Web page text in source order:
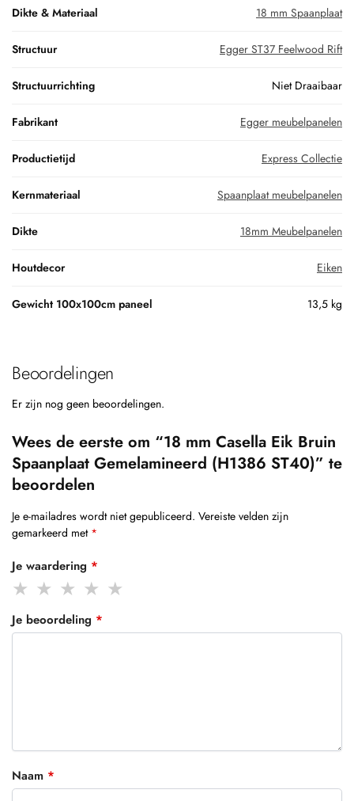
Dikte & Materiaal 18 mm Spaanplaat
Structuur Egger ST37 Feelwood Rift
Structuurrichting Niet Draaibaar
Fabrikant Egger meubelpanelen
Productietijd Express Collectie
Kernmateriaal Spaanplaat meubelpanelen
Dikte 18mm Meubelpanelen
Houtdecor Eiken
Gewicht 100x100cm paneel 13,5 kg
Beoordelingen
Er zijn nog geen beoordelingen.
Wees de eerste om “18 mm Casella Eik Bruin
Spaanplaat Gemelamineerd (H1386 ST40)” te
beoordelen
Je e-mailadres wordt niet gepubliceerd. Vereiste velden zijn
gemarkeerd met *
Je waardering *
Je beoordeling *
Naam *